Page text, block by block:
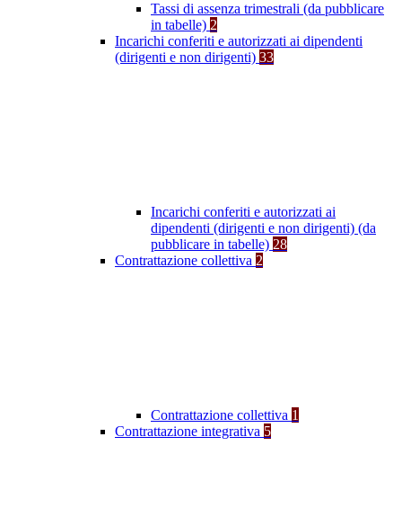
Tassi di assenza trimestrali (da pubblicare
in tabelle) 2
Incarichi conferiti e autorizzati ai dipendenti
(dirigenti e non dirigenti) 33
Incarichi conferiti e autorizzati ai
dipendenti (dirigenti e non dirigenti) (da
pubblicare in tabelle) 28
Contrattazione collettiva 2
Contrattazione collettiva 1
Contrattazione integrativa 5